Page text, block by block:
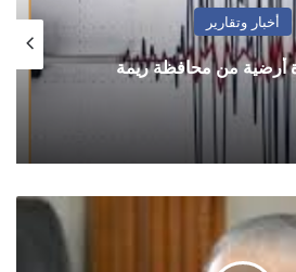
أخبار وتقارير
أرضية من محافظة ريمة